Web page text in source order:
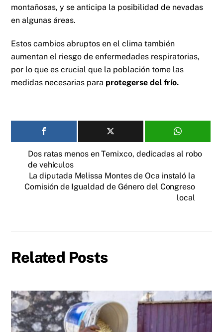
montañosas, y se anticipa la posibilidad de nevadas
en algunas áreas.
Estos cambios abruptos en el clima también
aumentan el riesgo de enfermedades respiratorias,
por lo que es crucial que la población tome las
medidas necesarias para protegerse del frío.
Dos ratas menos en Temixco, dedicadas al robo
de vehículos
La diputada Melissa Montes de Oca instaló la
Comisión de Igualdad de Género del Congreso
local
Related Posts